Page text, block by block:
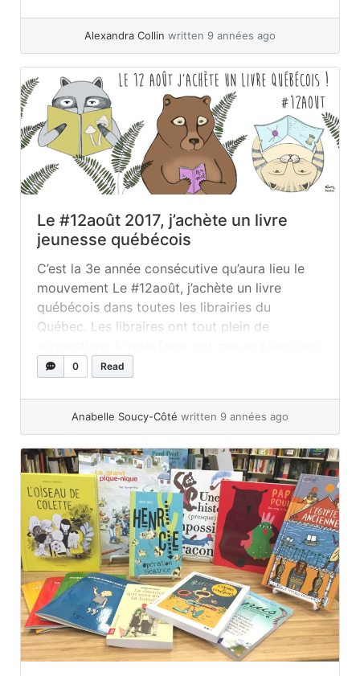
Alexandra Collin written 9 années ago
Le #12août 2017, j’achète un livre
jeunesse québécois
C’est la 3e année consécutive qu’aura lieu le
mouvement Le #12août, j’achète un livre
québécois dans toutes les librairies du
Québec. Les libraires ont tout plein de
tables et des présentoirs de livres québécois
habitudes, mon équipe de collaborateurs et... »
read more
0 Read
Anabelle Soucy-Côté written 9 années ago